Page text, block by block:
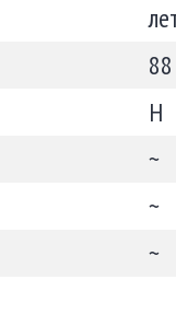
88
H
~
~
~